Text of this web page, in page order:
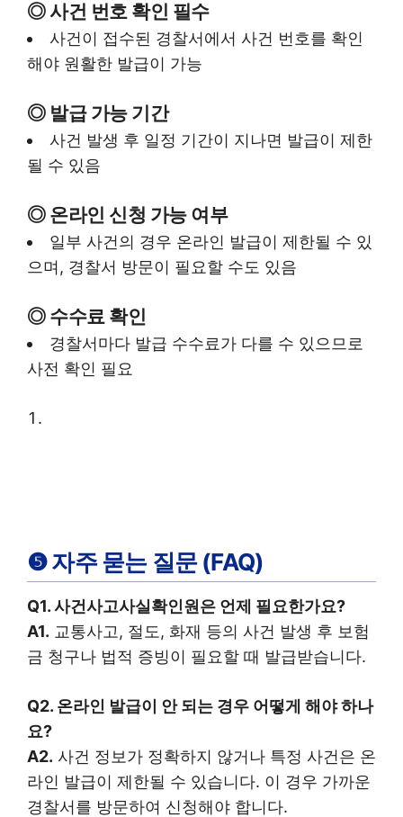
◎사건 번호 확인 필수
사건이 접수된 경찰서에서 사건 번호를 확인
해야 원활한 발급이 가능
◎ 발급 가능 기간
사건 발생 후 일정 기간이 지나면 발급이 제한
될 수 있음
◎ 온라인 신청 가능 여부
일부 사건의 경우 온라인 발급이 제한될 수 있
으며, 경찰서 방문이 필요할 수도 있음
◎ 수수료 확인
경찰서마다 발급 수수료가 다를 수 있으므로
사전 확인 필요
❺ 자주 묻는 질문 (FAQ)
Q1. 사건사고사실확인원은 언제 필요한가요?
A1. 교통사고, 절도, 화재 등의 사건 발생 후 보험
금 청구나 법적 증빙이 필요할 때 발급받습니다.
Q2. 온라인 발급이 안 되는 경우 어떻게 해야 하나
요?
A2. 사건 정보가 정확하지 않거나 특정 사건은 온
라인 발급이 제한될 수 있습니다. 이 경우 가까운
경찰서를 방문하여 신청해야 합니다.